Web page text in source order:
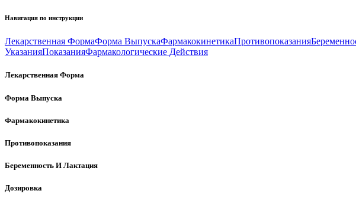
Навигация по инструкции
Лекарственная ФормаФорма ВыпускаФармакокинетикаПротивопоказания
УказанияПоказанияФармакологические Действия
Лекарственная Форма
Форма Выпуска
Фармакокинетика
Противопоказания
Беременность И Лактация
Дозировка